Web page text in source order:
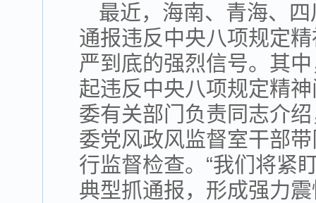
最近，海南、青海、
通报违反中央八项规定
严到底的强烈信号。其
起违反中央八项规定精
委有关部门负责同志介
委党风政风监督室干部
行监督检查。“我们将紧
典型抓通报，形成强力